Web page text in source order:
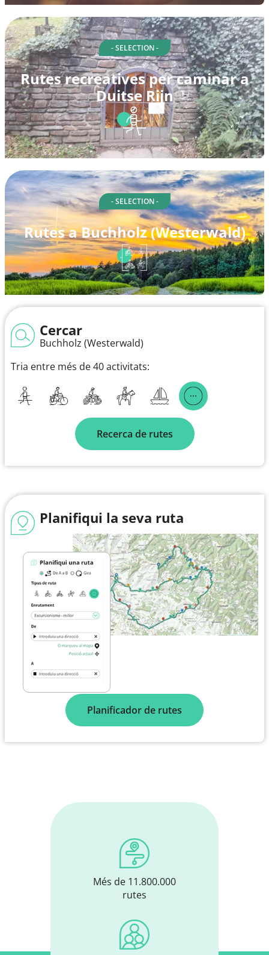
- SELECTION -
Rutes recreatives per caminar a
Duitse Rijn
- SELECTION -
Rutes a Buchholz (Westerwald)
Cercar
Buchholz (Westerwald)
Tria entre més de 40 activitats:
Recerca de rutes
Planifiqui la seva ruta
Planificador de rutes
Més de 11.800.000
rutes